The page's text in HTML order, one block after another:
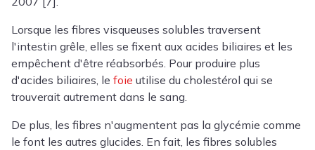
Lorsque les fibres visqueuses solubles traversent
l'intestin grêle, elles se fixent aux acides biliaires et les
empêchent d'être réabsorbés. Pour produire plus
d'acides biliaires, le foie utilise du cholestérol qui se
trouverait autrement dans le sang.
De plus, les fibres n'augmentent pas la glycémie comme
le font les autres glucides. En fait, les fibres solubles